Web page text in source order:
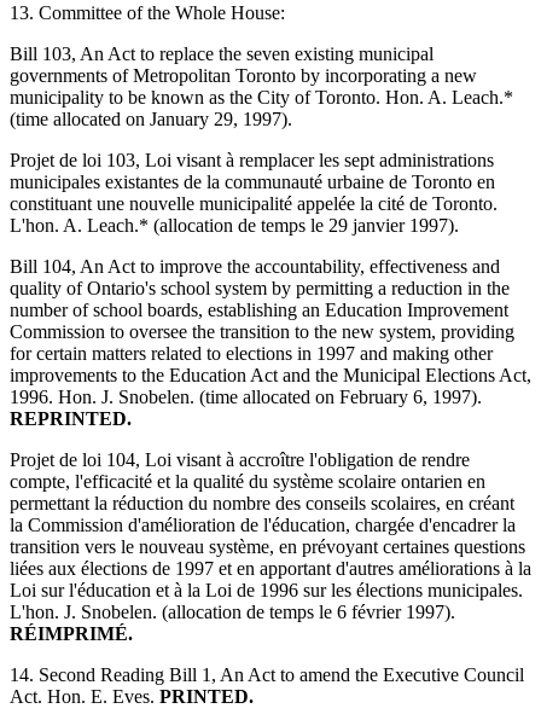
13. Committee of the Whole House:
Bill 103, An Act to replace the seven existing municipal
governments of Metropolitan Toronto by incorporating a new
municipality to be known as the City of Toronto. Hon. A. Leach.*
(time allocated on January 29, 1997).
Projet de loi 103, Loi visant à remplacer les sept administrations
municipales existantes de la communauté urbaine de Toronto en
constituant une nouvelle municipalité appelée la cité de Toronto.
L'hon. A. Leach.* (allocation de temps le 29 janvier 1997).
Bill 104, An Act to improve the accountability, effectiveness and
quality of Ontario's school system by permitting a reduction in the
number of school boards, establishing an Education Improvement
Commission to oversee the transition to the new system, providing
for certain matters related to elections in 1997 and making other
improvements to the Education Act and the Municipal Elections Act,
1996. Hon. J. Snobelen. (time allocated on February 6, 1997).
REPRINTED.
Projet de loi 104, Loi visant à accroître l'obligation de rendre
compte, l'efficacité et la qualité du système scolaire ontarien en
permettant la réduction du nombre des conseils scolaires, en créant
la Commission d'amélioration de l'éducation, chargée d'encadrer la
transition vers le nouveau système, en prévoyant certaines questions
liées aux élections de 1997 et en apportant d'autres améliorations à la
Loi sur l'éducation et à la Loi de 1996 sur les élections municipales.
L'hon. J. Snobelen. (allocation de temps le 6 février 1997).
RÉIMPRIMÉ.
14. Second Reading Bill 1, An Act to amend the Executive Council
Act. Hon. E. Eves. PRINTED.